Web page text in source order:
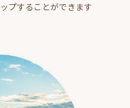
プすることができます